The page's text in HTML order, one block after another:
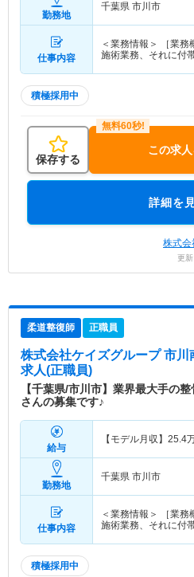
勤務地
千葉県 市川市
仕事内容
＜業務情報＞ ［業
施術業務、それに付
積極採用中
保存する
この求
詳細を
株式会
更
柔道整復師 正職員
株式会社ケイズグループ 市川
求人(正職員)
【千葉県/市川市】業界最大手の
さんの募集です♪
給与
【モデル月収】 25.4
勤務地
千葉県 市川市
仕事内容
＜業務情報＞ ［業
施術業務、それに付
積極採用中